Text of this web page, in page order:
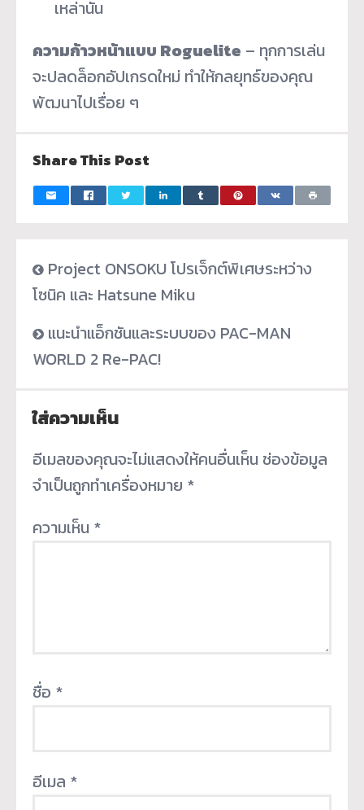
เหล่านั้น
ความก้าวหน้าแบบ Roguelite – ทุกการเล่น
จะปลดล็อกอัปเกรดใหม่ ทำให้กลยุทธ์ของคุณ
พัฒนาไปเรื่อย ๆ
Share This Post
Project ONSOKU โปรเจ็กต์พิเศษระหว่าง
โซนิค และ Hatsune Miku
แนะนำแอ็กชันและระบบของ PAC-MAN
WORLD 2 Re-PAC!
ใส่ความเห็น
อีเมลของคุณจะไม่แสดงให้คนอื่นเห็น ช่องข้อมูล
จำเป็นถูกทำเครื่องหมาย *
ความเห็น *
ชื่อ *
อีเมล *